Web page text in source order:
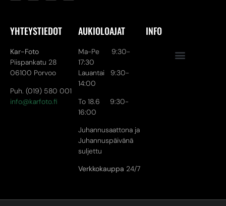
YHTEYSTIEDOT
Kar-Foto
Piispankatu 28
06100 Porvoo
Puh. (019) 580 001
info@karfoto.fi
AUKIOLOAJAT
Ma-Pe 9:30-
17:30
Lauantai 9:30-
14:00
To 18.6 9:30-
16:00
Juhannusaattona ja
Juhannuspäivänä
suljettu
Verkkokauppa 24/7
INFO